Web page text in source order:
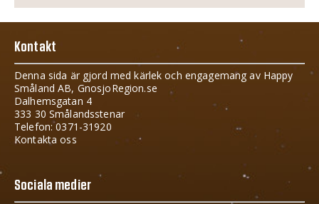
Kontakt
Denna sida är gjord med kärlek och engagemang av Happy
Småland AB, GnosjoRegion.se
Dalhemsgatan 4
333 30 Smålandsstenar
Telefon: 0371-31920
Kontakta oss
Sociala medier